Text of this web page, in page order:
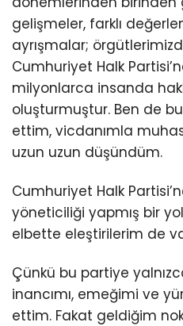
gelişmeler, farklı
ayrışmalar;
Cumhuriyet Halk
milyonlarca insanda
oluşturmuştur. Ben de
ettim, vicdanımla
uzun uzun düşündüm.
Cumhuriyet Halk
yöneticiliği yapmış bir
elbette eleştirilerim de
Çünkü bu partiye
inancımı, emeğimi ve
ettim. Fakat geldiğim